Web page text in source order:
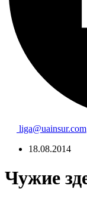
liga@uainsur.com
18.08.2014
Чужие